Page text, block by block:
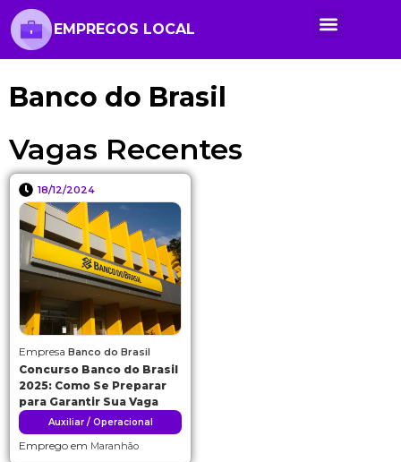
EMPREGOS LOCAL
Banco do Brasil
Vagas Recentes
18/12/2024
Empresa Banco do Brasil
Concurso Banco do Brasil
2025: Como Se Preparar
para Garantir Sua Vaga
Auxiliar / Operacional
Emprego em Maranhão